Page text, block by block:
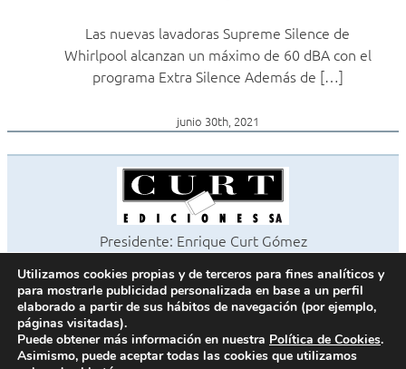
Las nuevas lavadoras Supreme Silence de
Whirlpool alcanzan un máximo de 60 dBA con el
programa Extra Silence Además de […]
junio 30th, 2021
Presidente: Enrique Curt Gómez
©2026 Revista Cocinas y Baños
Todos los derechos reservados
Paseo de Gracia, 63. 1º 2ª. 08008 Barcelona -
Fax 933 183 505
Utilizamos cookies propias y de terceros para fines analíticos y
para mostrarle publicidad personalizada en base a un perfil
elaborado a partir de sus hábitos de navegación (por ejemplo,
páginas visitadas).
Puede obtener más información en nuestra Política de Cookies.
Asimismo, puede aceptar todas las cookies que utilizamos